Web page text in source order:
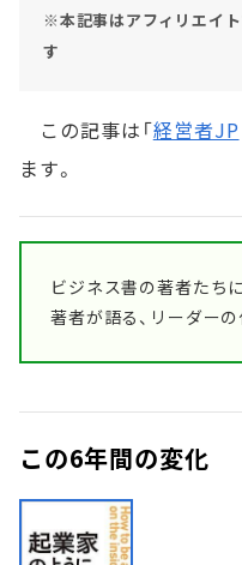
※本記事はアフィリエイ
す
この記事は「経営者JP
ます。
ビジネス書の著者たち
著者が語る、リーダーの
この6年間の変化